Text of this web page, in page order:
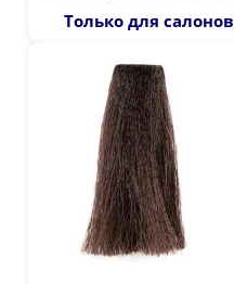
Только для салонов